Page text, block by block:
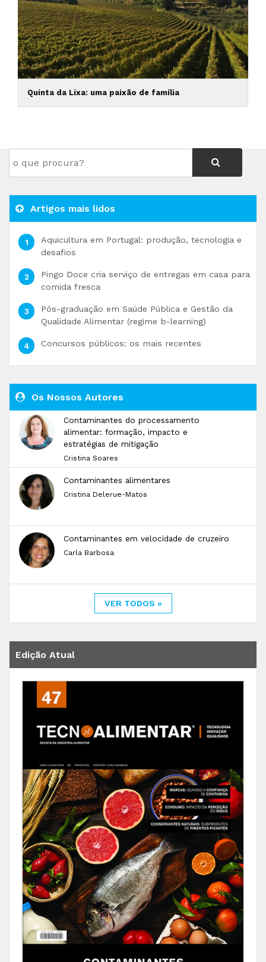
Quinta da Lixa: uma paixão de família
Artigos mais lidos
Aquicultura em Portugal: produção, tecnologia e
desafios
Pingo Doce cria serviço de entregas em casa para
comida fresca
Pós-graduação em Saúde Pública e Gestão da
Qualidade Alimentar (regime b-learning)
Concursos públicos: os mais recentes
Os Nossos Autores
Contaminantes do processamento
alimentar: formação, impacto e
estratégias de mitigação
Cristina Soares
Contaminantes alimentares
Cristina Delerue-Matos
Contaminantes em velocidade de cruzeiro
Carla Barbosa
VER TODOS »
Edição Atual